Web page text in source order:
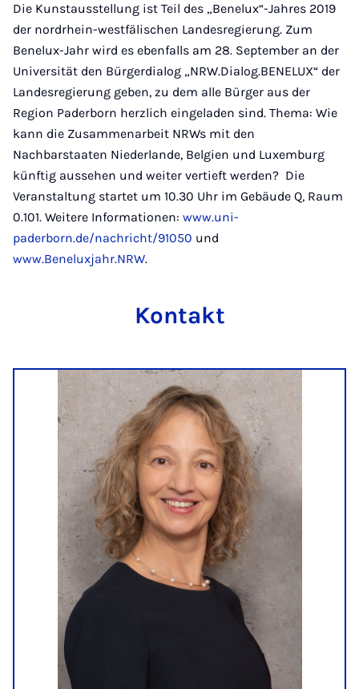
Die Kunstausstellung ist Teil des „Benelux“-Jahres 2019
der nordrhein-westfälischen Landesregierung. Zum
Benelux-Jahr wird es ebenfalls am 28. September an der
Universität den Bürgerdialog „NRW.Dialog.BENELUX“ der
Landesregierung geben, zu dem alle Bürger aus der
Region Paderborn herzlich eingeladen sind. Thema: Wie
kann die Zusammenarbeit NRWs mit den
Nachbarstaaten Niederlande, Belgien und Luxemburg
künftig aussehen und weiter vertieft werden? Die
Veranstaltung startet um 10.30 Uhr im Gebäude Q, Raum
0.101. Weitere Informationen: www.uni-
paderborn.de/nachricht/91050 und
www.Beneluxjahr.NRW.
Kontakt